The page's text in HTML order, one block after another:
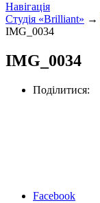
Навігація
Студія «Brilliant» →
IMG_0034
IMG_0034
Поділитися:
Facebook